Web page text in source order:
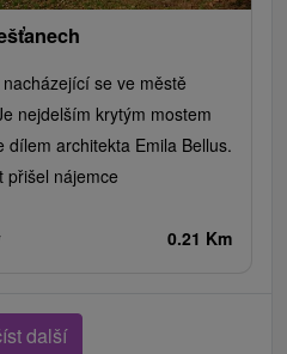
se ve městě
nejdelším krytým mostem
dílem architekta Emila Bellus.
přišel nájemce
0.21 Km
další